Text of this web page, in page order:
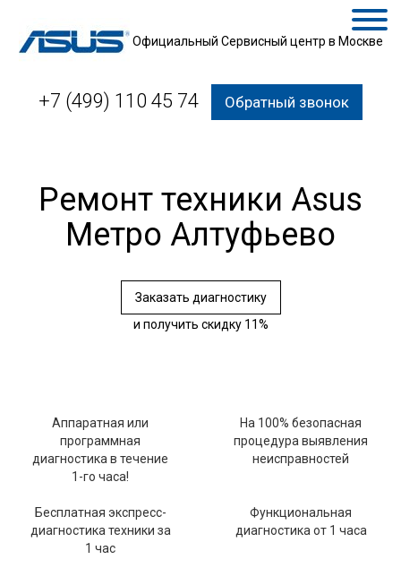
Официальный Сервисный центр в Москве
+7 (499) 110 45 74 Обратный звонок
Ремонт техники Asus
Метро Алтуфьево
Заказать диагностику
и получить скидку 11%
Аппаратная или
программная
диагностика в течение
1-го часа!
На 100% безопасная
процедура выявления
неисправностей
Бесплатная экспресс-
диагностика техники за
1 час
Функциональная
диагностика от 1 часа